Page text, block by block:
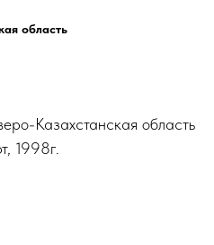
область
Казахстанская область
1998г.